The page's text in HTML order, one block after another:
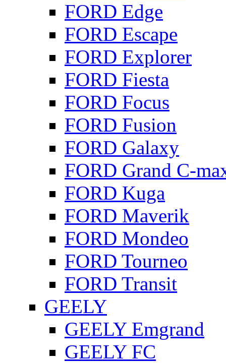
FORD Edge
FORD Escape
FORD Explorer
FORD Fiesta
FORD Focus
FORD Fusion
FORD Galaxy
FORD Grand C-
FORD Kuga
FORD Maverik
FORD Mondeo
FORD Tourneo
FORD Transit
GEELY
GEELY Emgrand
GEELY FC